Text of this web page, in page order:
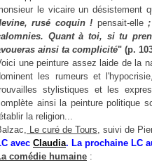
le vicaire un désistement
rusé coquin ! pensait-elle
Quant à toi, si tu
ainsi ta complicité" (p.
une peinture assez laide de la
les rumeurs et
stylistiques et les
ainsi la peinture politique
la religion...
Le curé de Tours, suivi de
avec Claudia. La prochaine LC
comédie humaine :